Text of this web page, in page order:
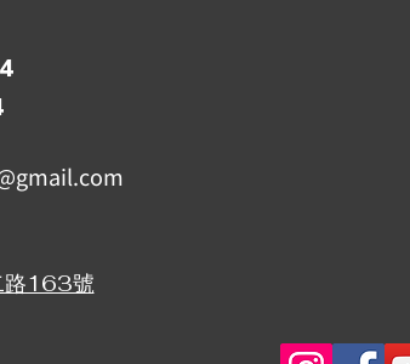
路163號